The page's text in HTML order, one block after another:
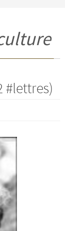
#lettres)